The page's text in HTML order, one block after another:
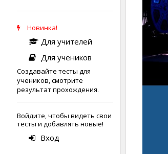
Новинка!
Для учителей
Для учеников
Создавайте тесты для
учеников, смотрите
результат прохождения.
Войдите, чтобы видеть свои
тесты и добавлять новые!
Вход